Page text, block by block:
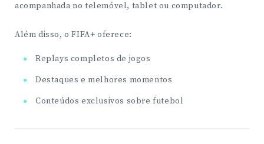
acompanhada no telemóvel, tablet ou computador.
Além disso, o FIFA+ oferece:
Replays completos de jogos
Destaques e melhores momentos
Conteúdos exclusivos sobre futebol